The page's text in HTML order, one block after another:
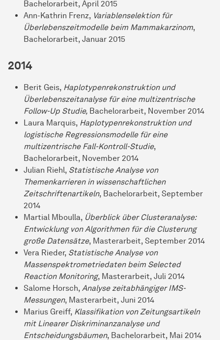
Bachelorarbeit, April 2015
Ann-Kathrin Frenz, Variablenselektion für
Überlebenszeitmodelle beim Mammakarzinom,
Bachelorarbeit, Januar 2015
2014
Berit Geis, Haplotypenrekonstruktion und
Überlebenszeitanalyse für eine multizentrische
Follow-Up Studie, Bachelorarbeit, November 2014
Laura Marquis, Haplotypenrekonstruktion und
logistische Regressionsmodelle für eine
multizentrische Fall-Kontroll-Studie,
Bachelorarbeit, November 2014
Julian Riehl, Statistische Analyse von
Themenkarrieren in wissenschaftlichen
Zeitschriftenartikeln, Bachelorarbeit, September
2014
Martial Mboulla, Überblick über Clusteranalyse:
Entwicklung von Algorithmen für die Clusterung
große Datensätze, Masterarbeit, September 2014
Vera Rieder, Statistische Analyse von
Massenspektrometriedaten beim Selected
Reaction Monitoring, Masterarbeit, Juli 2014
Salome Horsch, Analyse zeitabhängiger IMS-
Messungen, Masterarbeit, Juni 2014
Marius Greiff, Klassifikation von Zeitungsartikeln
mit Linearer Diskriminanzanalyse und
Entscheidungsbäumen, Bachelorarbeit, Mai 2014